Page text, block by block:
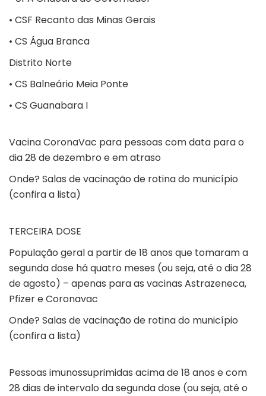
• CSF Recanto das Minas Gerais
• CS Água Branca
Distrito Norte
• CS Balneário Meia Ponte
• CS Guanabara I
Vacina CoronaVac para pessoas com data para o
dia 28 de dezembro e em atraso
Onde? Salas de vacinação de rotina do município
(confira a lista)
TERCEIRA DOSE
População geral a partir de 18 anos que tomaram a
segunda dose há quatro meses (ou seja, até o dia 28
de agosto) – apenas para as vacinas Astrazeneca,
Pfizer e Coronavac
Onde? Salas de vacinação de rotina do município
(confira a lista)
Pessoas imunossuprimidas acima de 18 anos e com
28 dias de intervalo da segunda dose (ou seja, até o